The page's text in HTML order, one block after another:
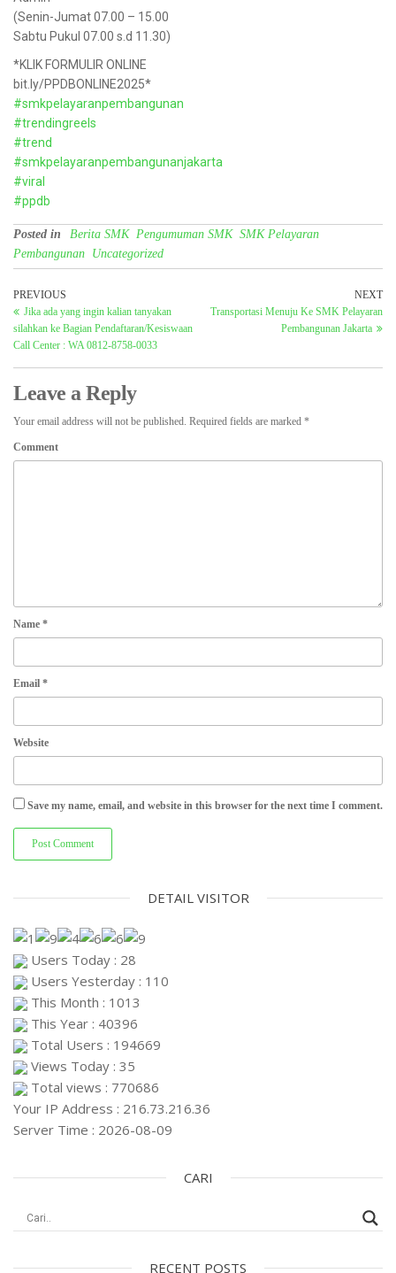
(Senin-Jumat 07.00 – 15.00
Sabtu Pukul 07.00 s.d 11.30)
*KLIK FORMULIR ONLINE
bit.ly/PPDBONLINE2025*
#smkpelayaranpembangunan
#trendingreels
#trend
#smkpelayaranpembangunanjakarta
#viral
#ppdb
Posted in Berita SMK Pengumuman SMK SMK Pelayaran
Pembangunan Uncategorized
PREVIOUS
Jika ada yang ingin kalian tanyakan
silahkan ke Bagian Pendaftaran/Kesiswaan
Call Center : WA 0812-8758-0033
NEXT
Transportasi Menuju Ke SMK Pelayaran
Pembangunan Jakarta
Leave a Reply
Your email address will not be published. Required fields are marked *
Comment
Name *
Email *
Website
Save my name, email, and website in this browser for the next time I comment.
DETAIL VISITOR
Users Today : 28
Users Yesterday : 110
This Month : 1013
This Year : 40396
Total Users : 194669
Views Today : 35
Total views : 770686
Your IP Address : 216.73.216.36
Server Time : 2026-08-09
CARI
RECENT POSTS